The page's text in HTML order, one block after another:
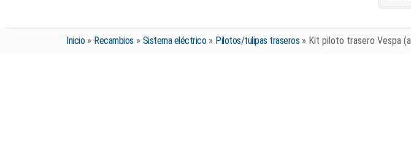
Inicio» Recambios » Sistema eléctrico» Pilotos/tulipas traseros » Kit piloto trasero Vespa